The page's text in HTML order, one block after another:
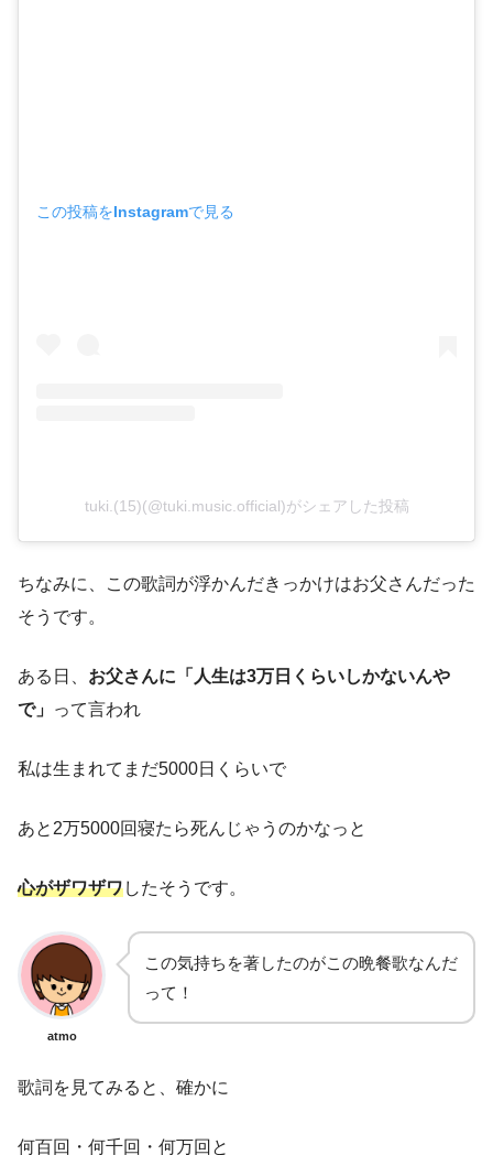
この投稿をInstagramで見る
tuki.(15)(@tuki.music.official)がシェアした投稿
ちなみに、この歌詞が浮かんだきっかけはお父さんだった
そうです。
ある日、 お父さんに「人生は3万日くらいしかないんや
で」 って言われ
私は生まれてまだ5000日くらいで
あと2万5000回寝たら死んじゃうのかなっと
心がザワザワしたそうです。
atmo
この気持ちを著したのがこの晩餐歌なんだ
って！
歌詞を見てみると、確かに
何百回・何千回・何万回と